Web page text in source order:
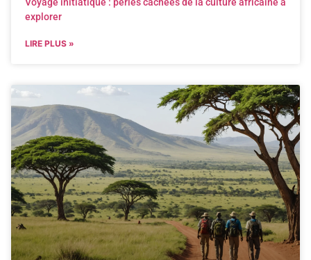
Voyage initiatique : perles cachées de la culture africaine à
explorer
LIRE PLUS »